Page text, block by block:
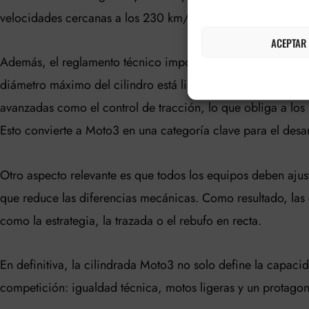
ACEPTAR
velocidades cercanas a los 230 km/h.
Además, el reglamento técnico impone varias
diámetro máximo del cilindro está limitado y la
avanzadas como el control de tracción, lo que obliga a
Esto convierte a Moto3 en una categoría clave para el
Otro aspecto relevante es que todos los equipos deben
que reduce las diferencias mecánicas. Como resultado,
como la estrategia, la trazada o el rebufo en recta.
En definitiva, la cilindrada Moto3 no solo define la
competición: igualdad técnica, motos ligeras y un